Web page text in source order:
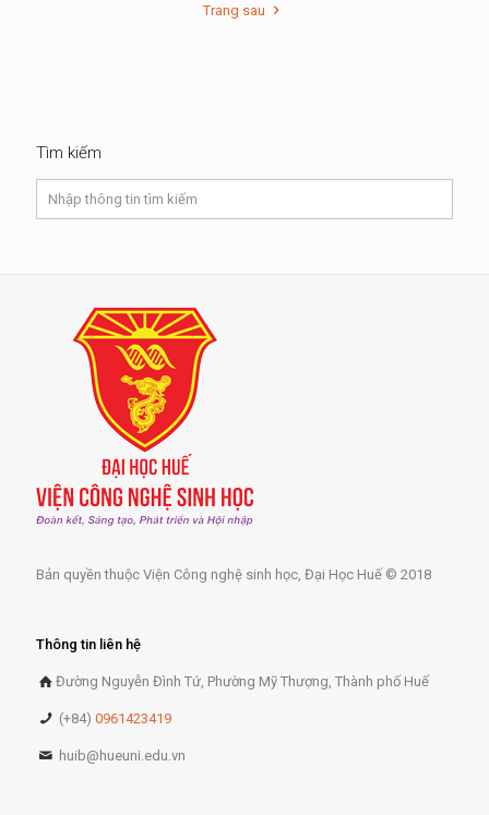
Trang sau
Tìm kiếm
Bản quyền thuộc Viện Công nghệ sinh học, Đại Học Huế © 2018
Thông tin liên hệ
Đường Nguyễn Đình Tứ, Phường Mỹ Thượng, Thành phố Huế
(+84)0961423419
huib@hueuni.edu.vn